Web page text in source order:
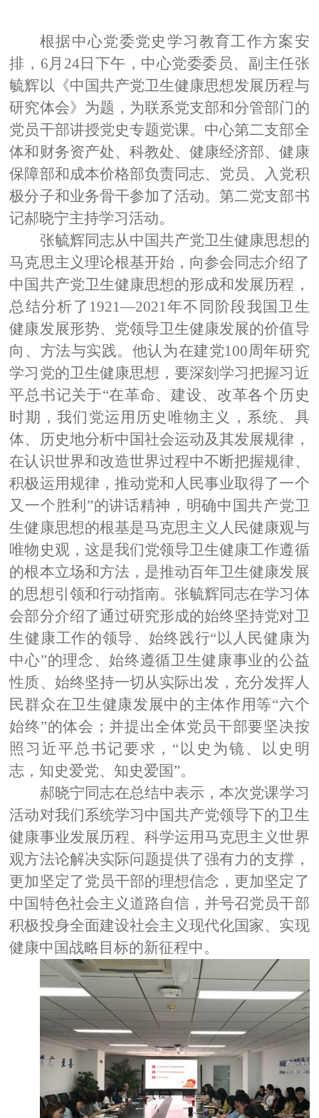
根据中心党委党史学习教育工作方案安
排， 6月 24日下午，中心党委委员、副主任张
毓辉以《中国共产党卫生健康思想发展历程与
研究体会》为题，为联系党支部和分管部门的
党员干部讲授党史专题党课。中心第二支部全
体和财务资产处、科教处、健康经济部、健康
保障部和成本价格部负责同志、党员、入党积
极分子和业务骨干参加了活动。第二党支部书
记郝晓宁主持学习活动。
张毓辉同志从中国共产党卫生健康思想的
马克思主义理论根基开始，向参会同志介绍了
中国共产党卫生健康思想的形成和发展历程，
总结分析了 1921—2021年不同阶段我国卫生
健康发展形势、党领导卫生健康发展的价值导
向、方法与实践。他认为在建党100周年研究
学习党的卫生健康思想，要深刻学习把握习近
平总书记关于“在革命、建设、改革各个历史
时期，我们党运用历史唯物主义，系统、具
体、历史地分析中国社会运动及其发展规律，
在认识世界和改造世界过程中不断把握规律、
积极运用规律，推动党和人民事业取得了一个
又一个胜利”的讲话精神，明确中国共产党卫
生健康思想的根基是马克思主义人民健康观与
唯物史观，这是我们党领导卫生健康工作遵循
的根本立场和方法，是推动百年卫生健康发展
的思想引领和行动指南。张毓辉同志在学习体
会部分介绍了通过研究形成的始终坚持党对卫
生健康工作的领导、始终践行“以人民健康为
中心”的理念、始终遵循卫生健康事业的公益
性质、始终坚持一切从实际出发，充分发挥人
民群众在卫生健康发展中的主体作用等“六个
始终”的体会；并提出全体党员干部要坚决按
照习近平总书记要求，“以史为镜、以史明
志，知史爱党、知史爱国”。
郝晓宁同志在总结中表示，本次党课学习
活动对我们系统学习中国共产党领导下的卫生
健康事业发展历程、科学运用马克思主义世界
观方法论解决实际问题提供了强有力的支撑，
更加坚定了党员干部的理想信念，更加坚定了
中国特色社会主义道路自信，并号召党员干部
积极投身全面建设社会主义现代化国家、实现
健康中国战略目标的新征程中。